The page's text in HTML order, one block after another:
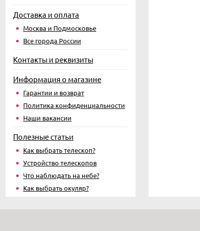
Доставка и оплата
Москва и Подмосковье
Все города России
Контакты и реквизиты
Информация о магазине
Гарантии и возврат
Политика конфиденциальности
Наши вакансии
Полезные статьи
Как выбрать телескоп?
Устройство телескопов
Что наблюдать на небе?
Как выбрать окуляр?